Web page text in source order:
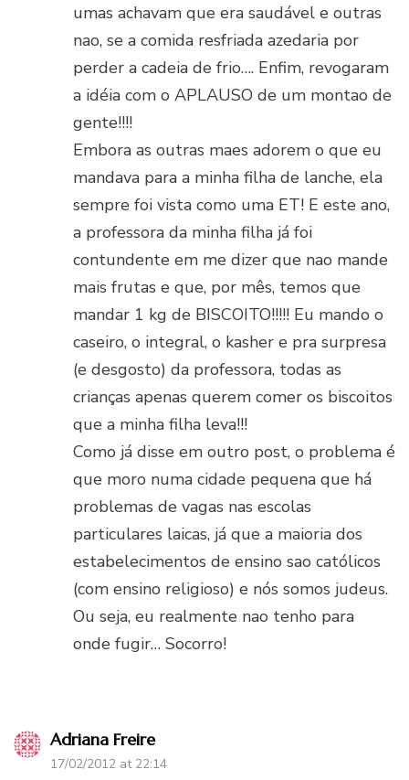
umas achavam que era saudável e outras
nao, se a comida resfriada azedaria por
perder a cadeia de frio…. Enfim, revogaram
a idéia com o APLAUSO de um montao de
gente!!!!
Embora as outras maes adorem o que eu
mandava para a minha filha de lanche, ela
sempre foi vista como uma ET! E este ano,
a professora da minha filha já foi
contundente em me dizer que nao mande
mais frutas e que, por mês, temos que
mandar 1 kg de BISCOITO!!!!! Eu mando o
caseiro, o integral, o kasher e pra surpresa
(e desgosto) da professora, todas as
crianças apenas querem comer os biscoitos
que a minha filha leva!!!
Como já disse em outro post, o problema é
que moro numa cidade pequena que há
problemas de vagas nas escolas
particulares laicas, já que a maioria dos
estabelecimentos de ensino sao católicos
(com ensino religioso) e nós somos judeus.
Ou seja, eu realmente nao tenho para
onde fugir… Socorro!
Adriana Freire
17/02/2012 at 22:14